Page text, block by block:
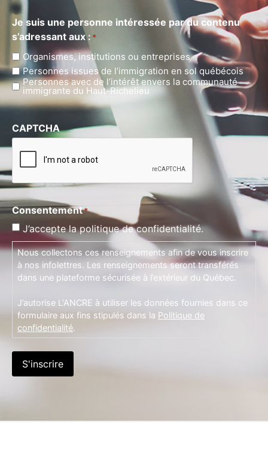
Je suis une personne intéressée par du contenu
s’adressant aux : *
Organismes, institutions ou entreprises
Personnes issues de l’immigration en sol québécois
Personnes avec de l’intérêt envers la communauté
immigrante du Haut-Richelieu
CAPTCHA
Consentement*
J’accepte la politique de confidentialité.
Nous collectons ces renseignements afin de vous inscrire
à nos infolettres. Les renseignements seront transférés
dans une plateforme sécurisée à l’extérieur du Québec.
J’autorise L'ANCRE à utiliser les données fournies dans ce
formulaire aux fins stipulés dans la Politique de
confidentialité.
S'inscrire